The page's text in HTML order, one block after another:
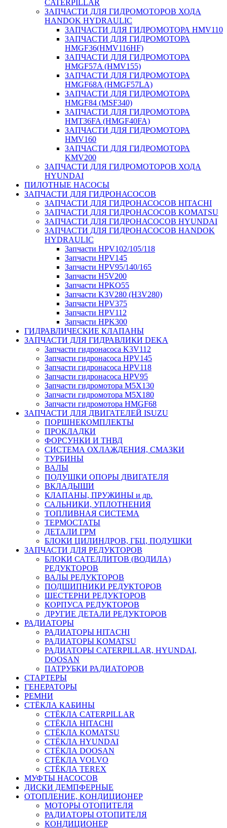
CATERPILLAR
ЗАПЧАСТИ ДЛЯ ГИДРОМОТОРОВ ХОДА
HANDOK HYDRAULIC
ЗАПЧАСТИ ДЛЯ ГИДРОМОТОРА HMV110
ЗАПЧАСТИ ДЛЯ ГИДРОМОТОРА
HMGF36(HMV116HF)
ЗАПЧАСТИ ДЛЯ ГИДРОМОТОРА
HMGF57A (HMV155)
ЗАПЧАСТИ ДЛЯ ГИДРОМОТОРА
HMGF68A (HMGF57LA)
ЗАПЧАСТИ ДЛЯ ГИДРОМОТОРА
HMGF84 (MSF340)
ЗАПЧАСТИ ДЛЯ ГИДРОМОТОРА
HMT36FA (HMGF40FA)
ЗАПЧАСТИ ДЛЯ ГИДРОМОТОРА
HMV160
ЗАПЧАСТИ ДЛЯ ГИДРОМОТОРА
KMV200
ЗАПЧАСТИ ДЛЯ ГИДРОМОТОРОВ ХОДА
HYUNDAI
ПИЛОТНЫЕ НАСОСЫ
ЗАПЧАСТИ ДЛЯ ГИДРОНАСОСОВ
ЗАПЧАСТИ ДЛЯ ГИДРОНАСОСОВ HITACHI
ЗАПЧАСТИ ДЛЯ ГИДРОНАСОСОВ KOMATSU
ЗАПЧАСТИ ДЛЯ ГИДРОНАСОСОВ HYUNDAI
ЗАПЧАСТИ ДЛЯ ГИДРОНАСОСОВ HANDOK
HYDRAULIC
Запчасти HPV102/105/118
Запчасти HPV145
Запчасти HPV95/140/165
Запчасти H5V200
Запчасти HPKO55
Запчасти K3V280 (H3V280)
Запчасти HPV375
Запчасти HPV112
Запчасти HPK300
ГИДРАВЛИЧЕСКИЕ КЛАПАНЫ
ЗАПЧАСТИ ДЛЯ ГИДРАВЛИКИ DEKA
Запчасти гидронасоса K3V112
Запчасти гидронасоса HPV145
Запчасти гидронасоса HPV118
Запчасти гидронасоса HPV95
Запчасти гидромотора M5X130
Запчасти гидромотора M5X180
Запчасти гидромотора HMGF68
ЗАПЧАСТИ ДЛЯ ДВИГАТЕЛЕЙ ISUZU
ПОРШНЕКОМПЛЕКТЫ
ПРОКЛАДКИ
ФОРСУНКИ И ТНВД
СИСТЕМА ОХЛАЖДЕНИЯ, СМАЗКИ
ТУРБИНЫ
ВАЛЫ
ПОДУШКИ ОПОРЫ ДВИГАТЕЛЯ
ВКЛАДЫШИ
КЛАПАНЫ, ПРУЖИНЫ и др.
САЛЬНИКИ, УПЛОТНЕНИЯ
ТОПЛИВНАЯ СИСТЕМА
ТЕРМОСТАТЫ
ДЕТАЛИ ГРМ
БЛОКИ ЦИЛИНДРОВ, ГБЦ, ПОДУШКИ
ЗАПЧАСТИ ДЛЯ РЕДУКТОРОВ
БЛОКИ САТЕЛЛИТОВ (ВОДИЛА)
РЕДУКТОРОВ
ВАЛЫ РЕДУКТОРОВ
ПОДШИПНИКИ РЕДУКТОРОВ
ШЕСТЕРНИ РЕДУКТОРОВ
КОРПУСА РЕДУКТОРОВ
ДРУГИЕ ДЕТАЛИ РЕДУКТОРОВ
РАДИАТОРЫ
РАДИАТОРЫ HITACHI
РАДИАТОРЫ KOMATSU
РАДИАТОРЫ CATERPILLAR, HYUNDAI,
DOOSAN
ПАТРУБКИ РАДИАТОРОВ
СТАРТЕРЫ
ГЕНЕРАТОРЫ
РЕМНИ
СТЁКЛА КАБИНЫ
СТЁКЛА CATERPILLAR
СТЁКЛА HITACHI
СТЁКЛА KOMATSU
СТЁКЛА HYUNDAI
СТЁКЛА DOOSAN
СТЁКЛА VOLVO
СТЁКЛА TEREX
МУФТЫ НАСОСОВ
ДИСКИ ДЕМПФЕРНЫЕ
ОТОПЛЕНИЕ, КОНДИЦИОНЕР
МОТОРЫ ОТОПИТЕЛЯ
РАДИАТОРЫ ОТОПИТЕЛЯ
КОНДИЦИОНЕР